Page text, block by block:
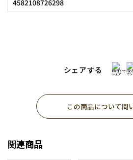
4582108726298
シェアする
この商品について問
関連商品